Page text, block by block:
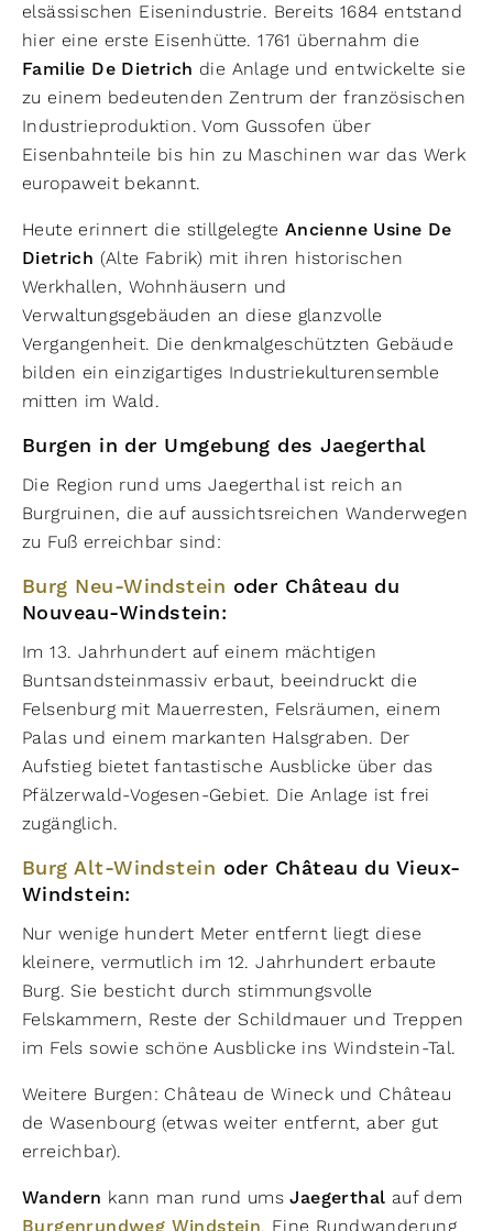
elsässischen Eisenindustrie. Bereits 1684 entstand
hier eine erste Eisenhütte. 1761 übernahm die
Familie De Dietrich die Anlage und entwickelte sie
zu einem bedeutenden Zentrum der französischen
Industrieproduktion. Vom Gussofen über
Eisenbahnteile bis hin zu Maschinen war das Werk
europaweit bekannt.
Heute erinnert die stillgelegte Ancienne Usine De
Dietrich (Alte Fabrik) mit ihren historischen
Werkhallen, Wohnhäusern und
Verwaltungsgebäuden an diese glanzvolle
Vergangenheit. Die denkmalgeschützten Gebäude
bilden ein einzigartiges Industriekulturensemble
mitten im Wald.
Burgen in der Umgebung des Jaegerthal
Die Region rund ums Jaegerthal ist reich an
Burgruinen, die auf aussichtsreichen Wanderwegen
zu Fuß erreichbar sind:
Burg Neu-Windstein oder Château du
Nouveau-Windstein:
Im 13. Jahrhundert auf einem mächtigen
Buntsandsteinmassiv erbaut, beeindruckt die
Felsenburg mit Mauerresten, Felsräumen, einem
Palas und einem markanten Halsgraben. Der
Aufstieg bietet fantastische Ausblicke über das
Pfälzerwald-Vogesen-Gebiet. Die Anlage ist frei
zugänglich.
Burg Alt-Windstein oder Château du Vieux-
Windstein:
Nur wenige hundert Meter entfernt liegt diese
kleinere, vermutlich im 12. Jahrhundert erbaute
Burg. Sie besticht durch stimmungsvolle
Felskammern, Reste der Schildmauer und Treppen
im Fels sowie schöne Ausblicke ins Windstein-Tal.
Weitere Burgen: Château de Wineck und Château
de Wasenbourg (etwas weiter entfernt, aber gut
erreichbar).
Wandern kann man rund umsJaegerthal auf dem
Burgenrundweg Windstein. Eine Rundwanderung